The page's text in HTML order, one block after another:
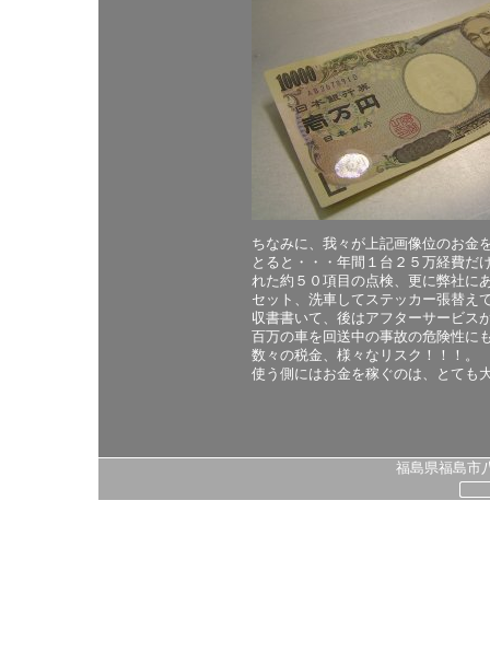
ちなみに、我々が上記画像位のお金
とると・・・年間１台２５万経費だ
れた約５０項目の点検、更に弊社に
セット、洗車してステッカー張替え
収書書いて、後はアフターサービス
百万の車を回送中の事故の危険性に
数々の税金、様々なリスク！！！。
使う側にはお金を稼ぐのは、とても
福島県福島市